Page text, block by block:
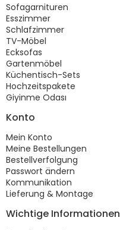
Sofagarnituren
Esszimmer
Schlafzimmer
TV-Möbel
Ecksofas
Gartenmöbel
Küchentisch-Sets
Hochzeitspakete
Giyinme Odası
Konto
Mein Konto
Meine Bestellungen
Bestellverfolgung
Passwort ändern
Kommunikation
Lieferung & Montage
Wichtige Informationen